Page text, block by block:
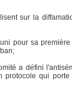
sur la
pour sa
a défini
qui